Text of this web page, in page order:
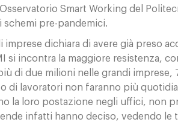
Smart Working del
pre-pandemici.
imprese dichiara di avere già
incontra la maggiore resistenza,
di due milioni nelle grandi
di lavoratori non faranno più
la loro postazione negli uffici, non
infatti hanno deciso, vedendo